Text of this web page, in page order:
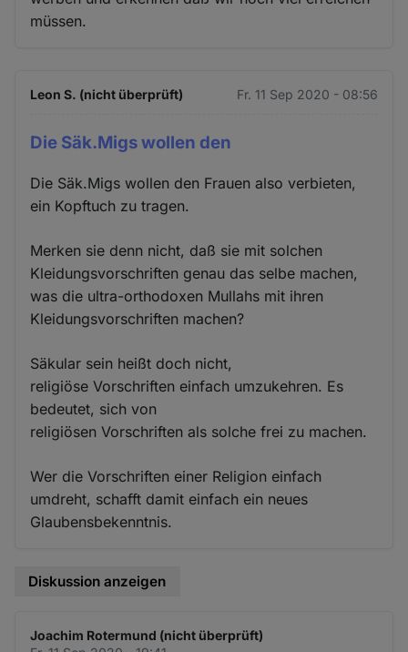
müssen.
Leon S. (nicht überprüft) Fr. 11 Sep 2020 - 08:56
Die Säk.Migs wollen den
Die Säk.Migs wollen den Frauen also verbieten,
ein Kopftuch zu tragen.
Merken sie denn nicht, daß sie mit solchen
Kleidungsvorschriften genau das selbe machen,
was die ultra-orthodoxen Mullahs mit ihren
Kleidungsvorschriften machen?
Säkular sein heißt doch nicht,
religiöse Vorschriften einfach umzukehren. Es
bedeutet, sich von
religiösen Vorschriften als solche frei zu machen.
Wer die Vorschriften einer Religion einfach
umdreht, schafft damit einfach ein neues
Glaubensbekenntnis.
Diskussion anzeigen
Joachim Rotermund (nicht überprüft)